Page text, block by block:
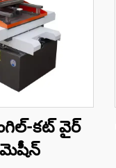
కట్ వైర్
మెషీన్